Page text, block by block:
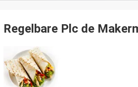
Regelbare Plc de